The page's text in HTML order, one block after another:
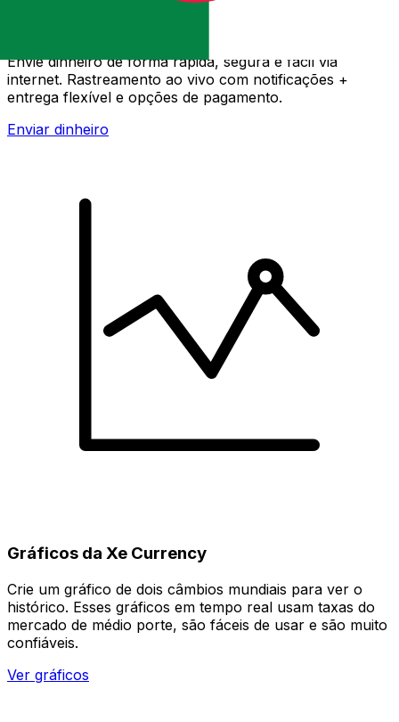
Envie dinheiro de forma rápida, segura e fácil via
internet. Rastreamento ao vivo com notificações +
entrega flexível e opções de pagamento.
Enviar dinheiro
Gráficos da Xe Currency
Crie um gráfico de dois câmbios mundiais para ver o
histórico. Esses gráficos em tempo real usam taxas do
mercado de médio porte, são fáceis de usar e são muito
confiáveis.
Ver gráficos